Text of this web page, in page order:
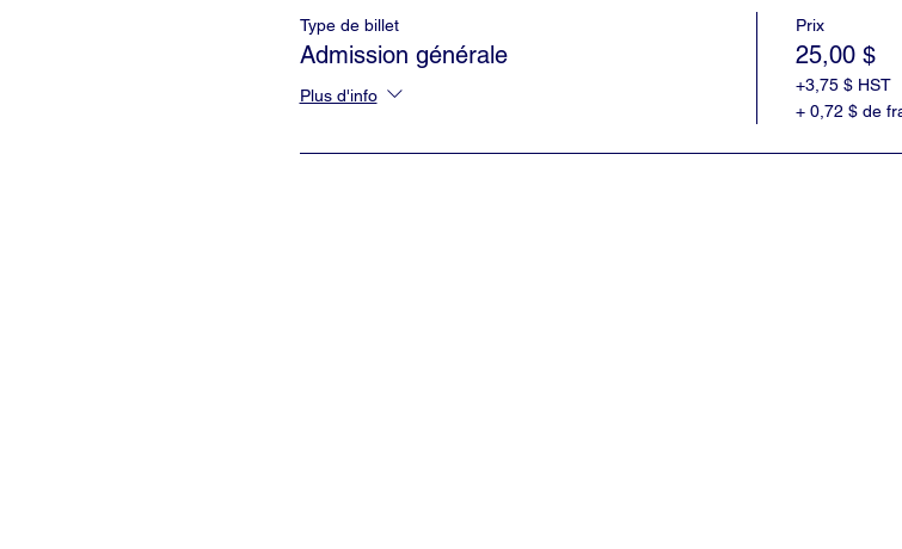
Type de billet
Admission générale
Plus d'info
Prix
25,00 $
+3,75 $ HST
+ 0,72 $ de